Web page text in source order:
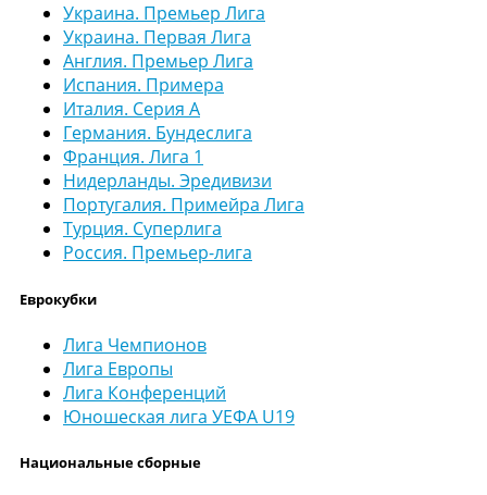
Украина. Премьер Лига
Украина. Первая Лига
Англия. Премьер Лига
Испания. Примера
Италия. Серия А
Германия. Бундеслига
Франция. Лига 1
Нидерланды. Эредивизи
Португалия. Примейра Лига
Турция. Суперлига
Россия. Премьер-лига
Еврокубки
Лига Чемпионов
Лига Европы
Лига Конференций
Юношеская лига УЕФА U19
Национальные сборные